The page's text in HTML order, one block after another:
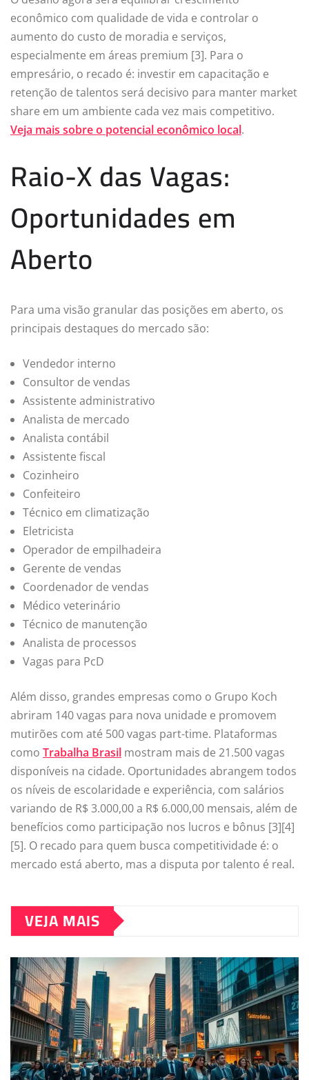
econômico com qualidade de vida e controlar o
aumento do custo de moradia e serviços,
especialmente em áreas premium [3]. Para o
empresário, o recado é: investir em capacitação e
retenção de talentos será decisivo para manter market
share em um ambiente cada vez mais competitivo.
Veja mais sobre o potencial econômico local.
Raio-X das Vagas:
Oportunidades em
Aberto
Para uma visão granular das posições em aberto, os
principais destaques do mercado são:
Vendedor interno
Consultor de vendas
Assistente administrativo
Analista de mercado
Analista contábil
Assistente fiscal
Cozinheiro
Confeiteiro
Técnico em climatização
Eletricista
Operador de empilhadeira
Gerente de vendas
Coordenador de vendas
Médico veterinário
Técnico de manutenção
Analista de processos
Vagas para PcD
Além disso, grandes empresas como o Grupo Koch
abriram 140 vagas para nova unidade e promovem
mutirões com até 500 vagas part-time. Plataformas
como Trabalha Brasil mostram mais de 21.500 vagas
disponíveis na cidade. Oportunidades abrangem todos
os níveis de escolaridade e experiência, com salários
variando de R$ 3.000,00 a R$ 6.000,00 mensais, além de
benefícios como participação nos lucros e bônus [3][4]
[5]. O recado para quem busca competitividade é: o
mercado está aberto, mas a disputa por talento é real.
VEJA MAIS